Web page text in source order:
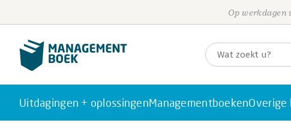
Op werkdagen
Uitdagingen + oplossingenManagementboekenOverige